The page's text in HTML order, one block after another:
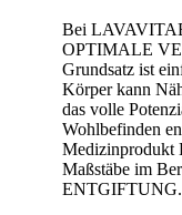
Bei
OPTIMALE
Grundsatz ist
Körper kann
das volle
Wohlbefinden
Medizinprodukt
Maßstäbe im
ENTGIFTUNG.